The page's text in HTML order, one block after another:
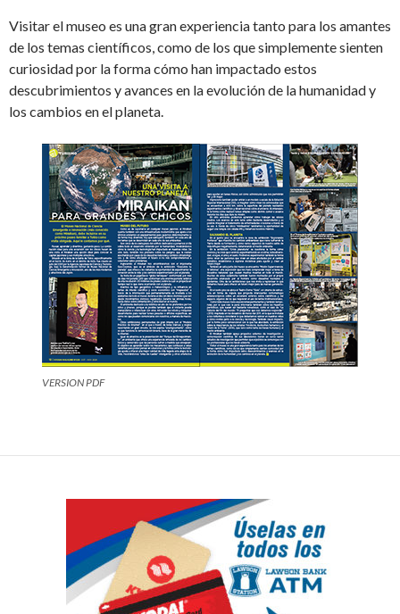
Visitar el museo es una gran experiencia tanto para los amantes
de los temas científicos, como de los que simplemente sienten
curiosidad por la forma cómo han impactado estos
descubrimientos y avances en la evolución de la humanidad y
los cambios en el planeta.
VERSION PDF